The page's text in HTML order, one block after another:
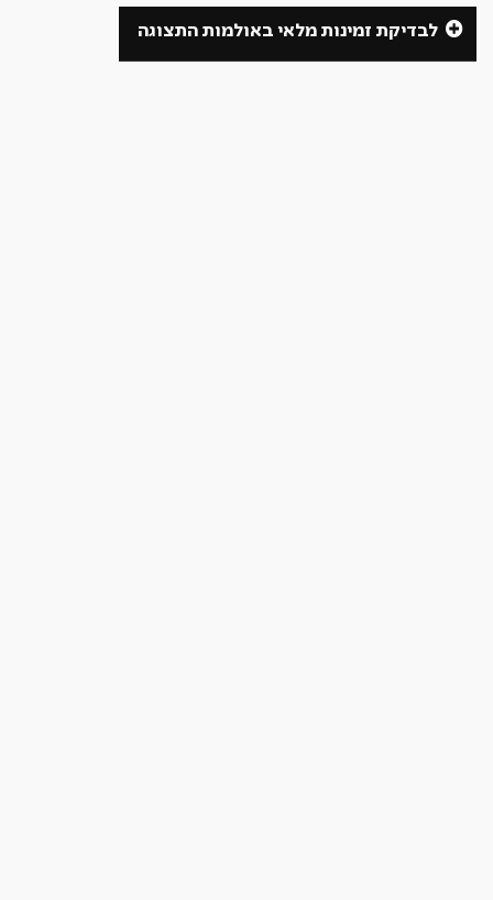
לבדיקת זמינות מלאי באולמות התצוגה